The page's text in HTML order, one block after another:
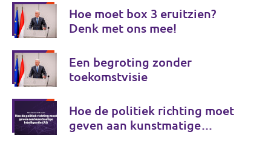
Hoe moet box 3 eruitzien?
Denk met ons mee!
Een begroting zonder
toekomstvisie
Hoe de politiek richting moet
geven aan kunstmatige